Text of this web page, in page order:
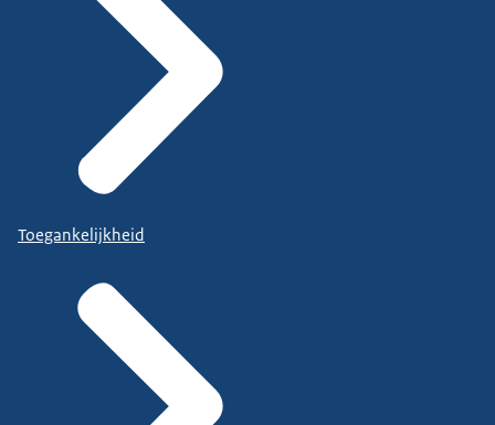
Toegankelijkheid